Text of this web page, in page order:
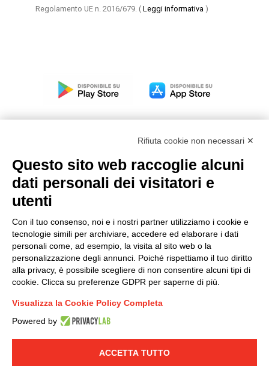
Regolamento UE n. 2016/679. ( Leggi informativa )
LINKEDIN YOUTUBE
© 2019 - DKC Europe - -
Modello organizzativo, gestione e controllo – D. lgs.
231/2001
Condizioni generali di vendita DKC Power Solutions
Condizioni generali di acquisto
Codice etico
Rifiuta cookie non necessari ✕
Questo sito web raccoglie alcuni
dati personali dei visitatori e
utenti
Con il tuo consenso, noi e i nostri partner utilizziamo i cookie e
tecnologie simili per archiviare, accedere ed elaborare i dati
personali come, ad esempio, la visita al sito web o la
personalizzazione degli annunci. Poiché rispettiamo il tuo diritto
alla privacy, è possibile scegliere di non consentire alcuni tipi di
cookie. Clicca su preferenze GDPR per saperne di più.
Visualizza la Cookie Policy Completa
Powered by
ACCETTA TUTTO